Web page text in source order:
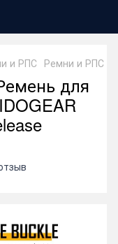
и РПС Ремни и РПС
для